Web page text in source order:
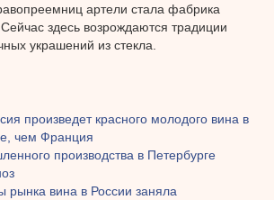
артели стала фабрика
здесь возрождаются традиции
украшений из стекла.
произведет красного молодого вина в
чем Франция
производства в Петербурге
рынка вина в России заняла